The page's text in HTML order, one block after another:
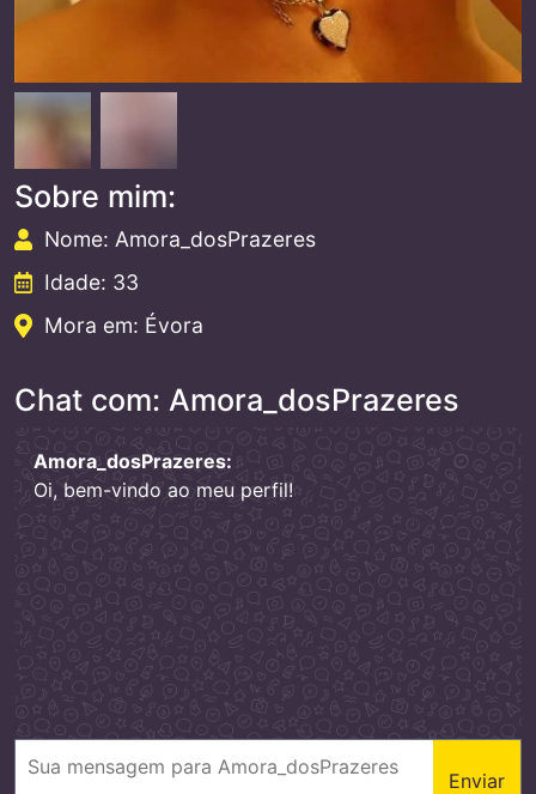
Sobre mim:
Nome: Amora_dosPrazeres
Idade: 33
Mora em: Évora
Chat com: Amora_dosPrazeres
Amora_dosPrazeres:
Oi, bem-vindo ao meu perfil!
Enviar